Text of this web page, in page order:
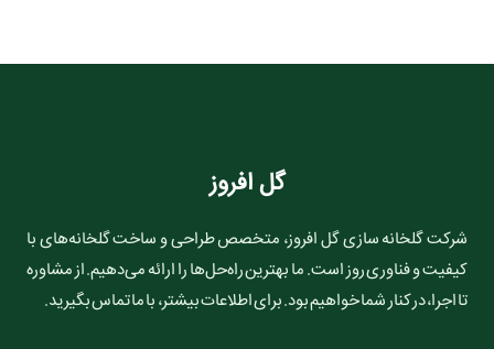
گل افروز
شرکت گلخانه سازی گل افروز، متخصص طراحی و ساخت گلخانه‌های با
کیفیت و فناوری روز است. ما بهترین راه‌حل‌ها را ارائه می‌دهیم. از مشاوره
تا اجرا، در کنار شما خواهیم بود. برای اطلاعات بیشتر، با ما تماس بگیرید.